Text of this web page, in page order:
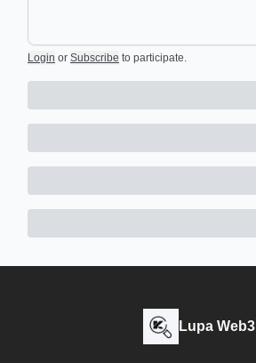
Login or Subscribe to participate.
Lupa Web3